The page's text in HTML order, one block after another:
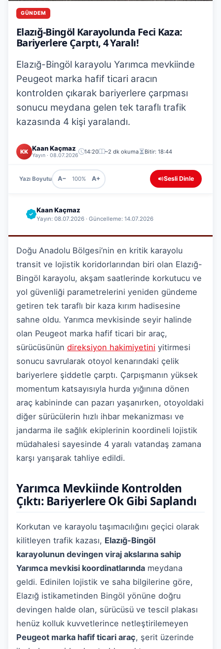
GÜNDEM
Elazığ-Bingöl Karayolunda Feci Kaza:
Bariyerlere Çarptı, 4 Yaralı!
Elazığ-Bingöl karayolu Yarımca mevkiinde
Peugeot marka hafif ticari aracın
kontrolden çıkarak bariyerlere çarpması
sonucu meydana gelen tek taraflı trafik
kazasında 4 kişi yaralandı.
KK Kaan Kaçmaz
Yayın · 08.07.2026
14:20 ~2 dk okuma Bitir: 18:44
Yazı Boyutu A− 100% A+ Sesli Dinle
Kaan Kaçmaz
Yayın: 08.07.2026 · Güncelleme: 14.07.2026
Doğu Anadolu Bölgesi’nin en kritik karayolu
transit ve lojistik koridorlarından biri olan Elazığ-
Bingöl karayolu, akşam saatlerinde korkutucu ve
yol güvenliği parametrelerini yeniden gündeme
getiren tek taraflı bir kaza kırım hadisesine
sahne oldu. Yarımca mevkisinde seyir halinde
olan Peugeot marka hafif ticari bir araç,
sürücüsünün direksiyon hakimiyetini yitirmesi
sonucu savrularak otoyol kenarındaki çelik
bariyerlere şiddetle çarptı. Çarpışmanın yüksek
momentum katsayısıyla hurda yığınına dönen
araç kabininde can pazarı yaşanırken, otoyoldaki
diğer sürücülerin hızlı ihbar mekanizması ve
jandarma ile sağlık ekiplerinin koordineli lojistik
müdahalesi sayesinde 4 yaralı vatandaş zamana
karşı yarışarak tahliye edildi.
Yarımca Mevkiinde Kontrolden
Çıktı: Bariyerlere Ok Gibi Saplandı
Korkutan ve karayolu taşımacılığını geçici olarak
kilitleyen trafik kazası, Elazığ-Bingöl
karayolunun devingen viraj akslarına sahip
Yarımca mevkisi koordinatlarında meydana
geldi. Edinilen lojistik ve saha bilgilerine göre,
Elazığ istikametinden Bingöl yönüne doğru
devingen halde olan, sürücüsü ve tescil plakası
henüz kolluk kuvvetlerince netleştirilemeyen
Peugeot marka hafif ticari araç, şerit üzerinde